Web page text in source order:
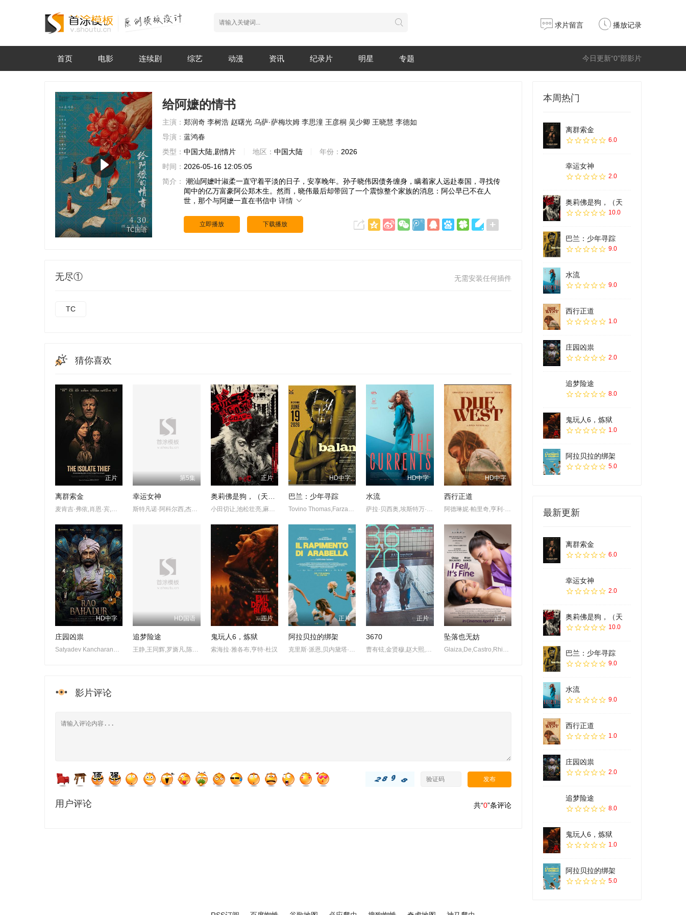
求片留言 播放记录
今日更新“0”部影片
首页 电影 连续剧 综艺 动漫 资讯 纪录片 明星 专题
TC国语
给阿嬷的情书
主演： 郑润奇 李树浩 赵曙光 乌萨·萨梅坎姆 李思潼 王彦桐 吴少卿 王晓慧 李德如
导演： 蓝鸿春
类型： 中国大陆,剧情片 地区： 中国大陆 年份： 2026
时间： 2026-05-16 12:05:05
简介：
潮汕阿嬷叶淑柔一直守着平淡的日子，安享晚年。孙子晓伟因债务缠身，瞒着家人远赴泰国，寻找传
闻中的亿万富豪阿公郑木生。然而，晓伟最后却带回了一个震惊整个家族的消息：阿公早已不在人
世，那个与阿嬷一直在书信中 详情
立即播放 下载播放
无需安装任何插件
无尽①
TC
猜你喜欢
正片
离群索金
麦肯吉·弗依,肖恩·宾,奥德娅·拉什
第5集
幸运女神
斯特凡诺·阿科尔西,杰丝敏·特丽卡,爱德华多·莱奥
正片
奥莉佛是狗，（天哪！！）这家伙电影版
小田切让,池松壮亮,麻生久美子
HD中字
巴兰：少年寻踪
Tovino Thomas,Farzana Palathingal,Abhiram Radhakrishnan
HD中字
水流
萨拉·贝西奥,埃斯特万·比利亚尔迪,雅兹明·卡巴洛,艾玛·法约·杜阿尔特
HD中字
西行正道
阿德琳妮·帕里奇,亨利·托马斯,席亚拉·博拉沃,奥黛塔·安纳布尔
HD中字
庄园凶祟
Satyadev Kancharana,Deepa Thomas,Anand Bharathi
HD国语
追梦险途
王静,王同辉,罗旖凡,陈奕好,张云馨,孙洪涛,叮当
正片
鬼玩人6，炼狱
索海拉·雅各布,亨特·杜汉
正片
阿拉贝拉的绑架
克里斯·派恩,贝内黛塔·波尔卡罗利,Lucrezia Guglielmino,米卢廷·达普切维奇
正片
3670
曹有铉,金贤穆,赵大熙,林智亨
正片
坠落也无妨
Glaiza,De,Castro,Rhian,Ramos
影片评论
共“0”条评论
用户评论
本周热门
离群索金
6.0
幸运女神
2.0
奥莉佛是狗，（天
10.0
巴兰：少年寻踪
9.0
水流
9.0
西行正道
1.0
庄园凶祟
2.0
追梦险途
8.0
鬼玩人6，炼狱
1.0
阿拉贝拉的绑架
5.0
最新更新
离群索金
6.0
幸运女神
2.0
奥莉佛是狗，（天
10.0
巴兰：少年寻踪
9.0
水流
9.0
西行正道
1.0
庄园凶祟
2.0
追梦险途
8.0
鬼玩人6，炼狱
1.0
阿拉贝拉的绑架
5.0